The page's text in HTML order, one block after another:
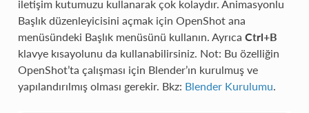
iletişim kutumuzu kullanarak çok kolaydır. Animasyonlu
Başlık düzenleyicisini açmak için OpenShot ana
menüsündeki Başlık menüsünü kullanın. Ayrıca Ctrl+B
klavye kısayolunu da kullanabilirsiniz. Not: Bu özelliğin
OpenShot’ta çalışması için Blender’ın kurulmuş ve
yapılandırılmış olması gerekir. Bkz: Blender Kurulumu.